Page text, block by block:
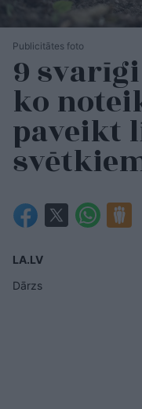
Publicitātes foto
9
ko
paveikt
LA.LV
Dārzs